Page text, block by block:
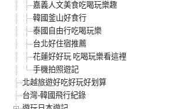
嘉義人文美食吃喝玩樂趣
韓國釜山好食行
泰國自由行吃喝玩樂
台北好住宿推薦
花蓮好好玩 吃喝玩樂看這裡
手機拍照遊記
北越旅遊好吃好玩好划算
台灣-韓國飛行紀錄